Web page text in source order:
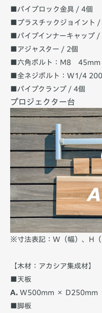
■パイプロック金具 / 4個
■プラスチックジョイント /
■パイプインナーキャップ /
■アジャスター / 2個
■六角ボルト：M8 45mm
■全ネジボルト：W1/4
■パイプクランプ / 4個
プロジェクター台
※寸法表記：W（幅）、H（
【木材：アカシア集成材】
■天板
A. W500mm × D250mm
■脚板